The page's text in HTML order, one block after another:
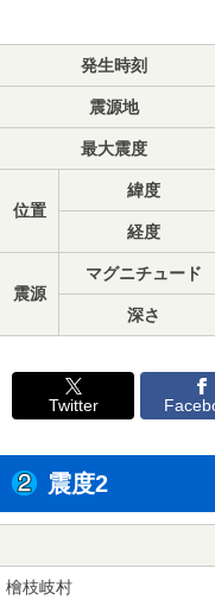
発生時刻
震源地
最大震度
位置
緯度
経度
震源
マグニチュード
深さ
Twitter
震度2
檜枝岐村